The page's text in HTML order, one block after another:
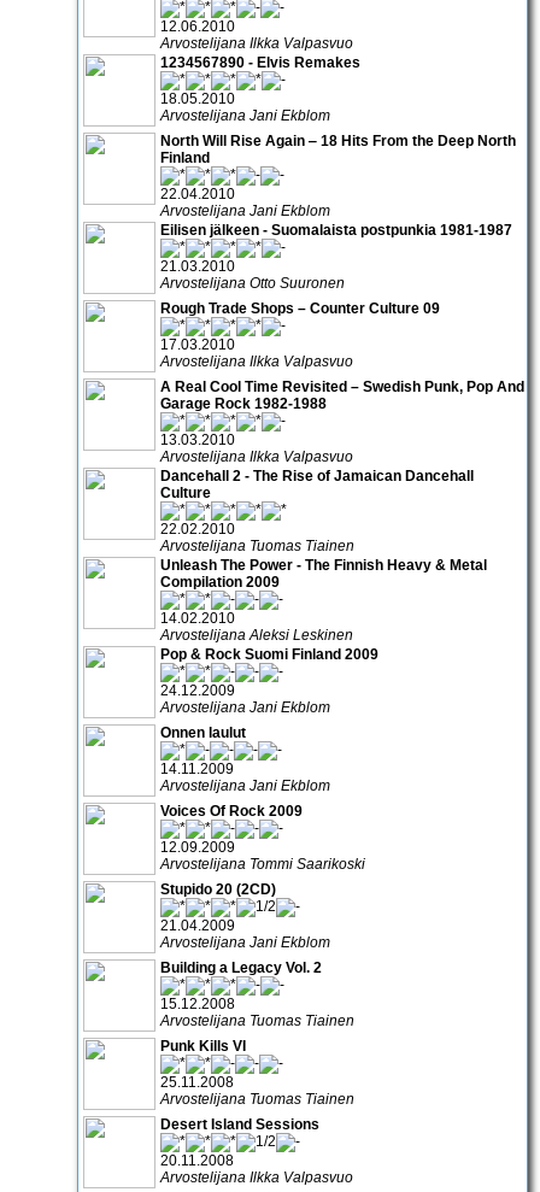
12.06.2010
Arvostelijana Ilkka Valpasvuo
1234567890 - Elvis Remakes
18.05.2010
Arvostelijana Jani Ekblom
North Will Rise Again ‒ 18 Hits From the Deep North
Finland
22.04.2010
Arvostelijana Jani Ekblom
Eilisen jälkeen - Suomalaista postpunkia 1981-1987
21.03.2010
Arvostelijana Otto Suuronen
Rough Trade Shops – Counter Culture 09
17.03.2010
Arvostelijana Ilkka Valpasvuo
A Real Cool Time Revisited – Swedish Punk, Pop And
Garage Rock 1982-1988
13.03.2010
Arvostelijana Ilkka Valpasvuo
Dancehall 2 - The Rise of Jamaican Dancehall
Culture
22.02.2010
Arvostelijana Tuomas Tiainen
Unleash The Power - The Finnish Heavy & Metal
Compilation 2009
14.02.2010
Arvostelijana Aleksi Leskinen
Pop & Rock Suomi Finland 2009
24.12.2009
Arvostelijana Jani Ekblom
Onnen laulut
14.11.2009
Arvostelijana Jani Ekblom
Voices Of Rock 2009
12.09.2009
Arvostelijana Tommi Saarikoski
Stupido 20 (2CD)
21.04.2009
Arvostelijana Jani Ekblom
Building a Legacy Vol. 2
15.12.2008
Arvostelijana Tuomas Tiainen
Punk Kills VI
25.11.2008
Arvostelijana Tuomas Tiainen
Desert Island Sessions
20.11.2008
Arvostelijana Ilkka Valpasvuo